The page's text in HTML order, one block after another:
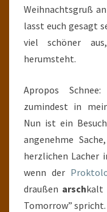
Weihnachtsgruß
lasst euch gesagt
viel schöner
herumsteht.
Apropos
zumindest in
Nun ist ein
angenehme
herzlichen Lacher
wenn der
draußen arschkalt
Tomorrow” spricht.